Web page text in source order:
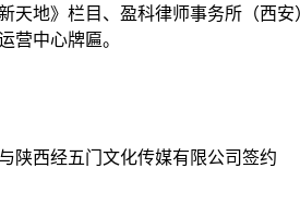
地》栏目、盈科律师事务所（西
营中心牌匾。
陕西经五门文化传媒有限公司签约